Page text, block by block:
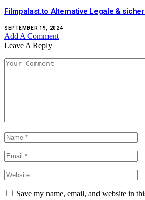
Filmpalast.to Alternative Legale &
SEPTEMBER 19, 2024
Add A Comment
Leave A Reply
Save my name, email, and website in